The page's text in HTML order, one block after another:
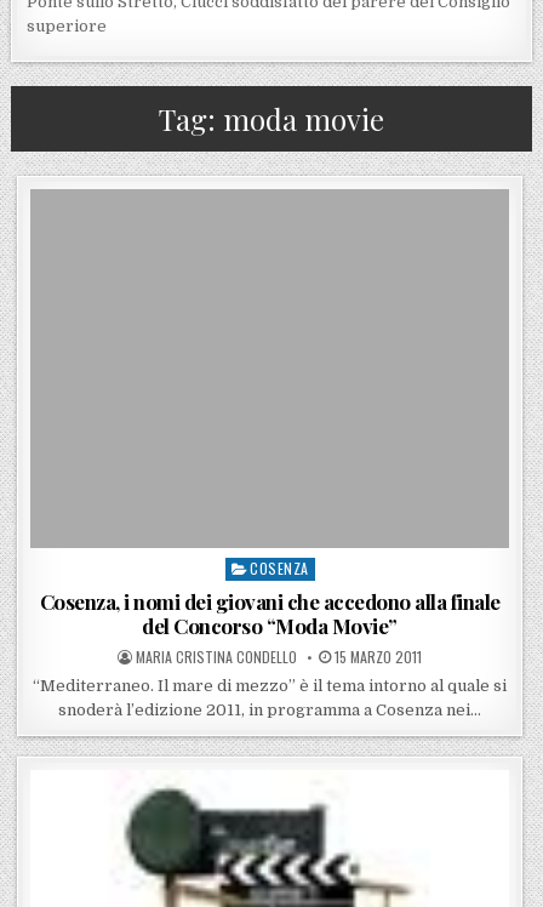
superiore
Tag: moda movie
Posted in
COSENZA
Cosenza, i nomi dei giovani che accedono alla finale
del Concorso “Moda Movie”
POSTED BY
MARIA CRISTINA CONDELLO POSTED ON
15 MARZO 2011
“Mediterraneo. Il mare di mezzo” è il tema intorno al quale si
snoderà l’edizione 2011, in programma a Cosenza nei…